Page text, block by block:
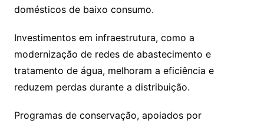
domésticos de baixo consumo.
Investimentos em infraestrutura, como a
modernização de redes de abastecimento e
tratamento de água, melhoram a eficiência e
reduzem perdas durante a distribuição.
Programas de conservação, apoiados por